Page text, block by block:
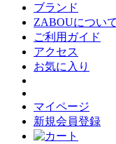
ブランド
ZABOUについて
ご利用ガイド
アクセス
お気に入り
マイページ
新規会員登録